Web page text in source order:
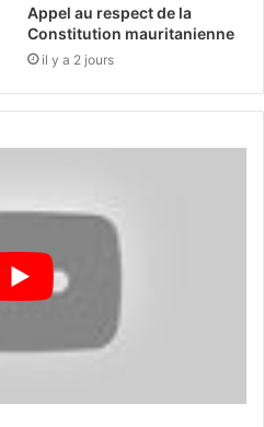
Appel au respect de la
Constitution mauritanienne
il y a 2 jours